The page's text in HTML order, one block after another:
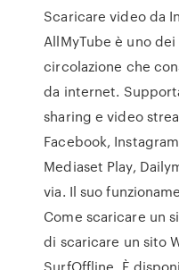
Scaricare video da
AllMyTube è uno
circolazione che
da internet.
sharing e video
Facebook,
Mediaset Play,
via. Il suo
Come scaricare un
di scaricare un sito
SurfOffline. È